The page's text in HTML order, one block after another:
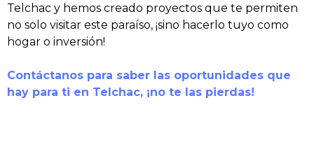
Telchac y hemos creado proyectos que te permiten
no solo visitar este paraíso, ¡sino hacerlo tuyo como
hogar o inversión!
Contáctanos para saber las oportunidades que
hay para ti en Telchac, ¡no te las pierdas!